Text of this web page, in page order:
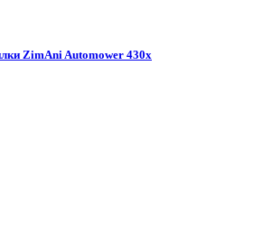
ZimAni Automower 430х